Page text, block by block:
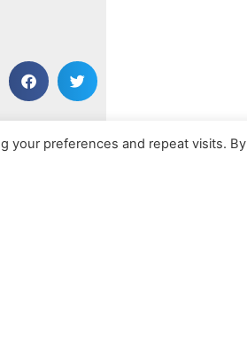
Alamar
your preferences and repeat visits. By